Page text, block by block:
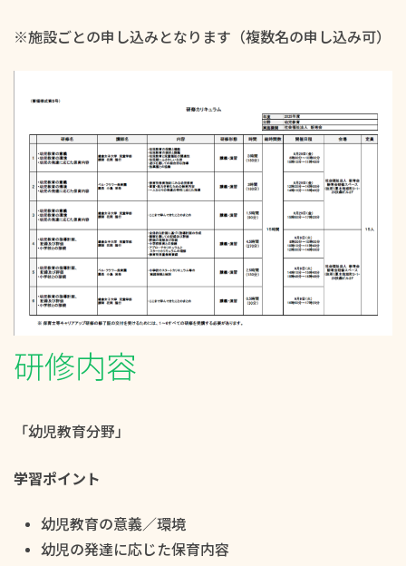
※施設ごとの申し込みとなります（複数名の申し込み可）
研修内容
「幼児教育分野」
学習ポイント
幼児教育の意義／環境
幼児の発達に応じた保育内容